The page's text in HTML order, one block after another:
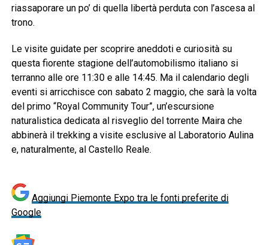
riassaporare un po’ di quella libertà perduta con l’ascesa al
trono.
Le visite guidate per scoprire aneddoti e curiosità su
questa fiorente stagione dell’automobilismo italiano si
terranno alle ore 11:30 e alle 14:45. Ma il calendario degli
eventi si arricchisce con sabato 2 maggio, che sarà la volta
del primo “Royal Community Tour”, un’escursione
naturalistica dedicata al risveglio del torrente Maira che
abbinerà il trekking a visite esclusive al Laboratorio Aulina
e, naturalmente, al Castello Reale.
Aggiungi Piemonte Expo tra le fonti preferite di
Google